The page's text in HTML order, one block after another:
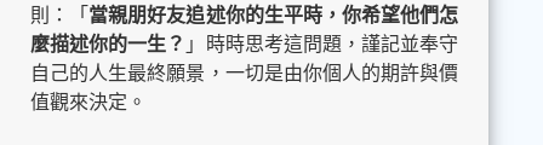
則：「當親朋好友追述你的生平時，你希望他們怎
麼描述你的一生？ 」時時思考這問題，謹記並奉守
自己的人生最終願景，一切是由你個人的期許與價
值觀來決定。